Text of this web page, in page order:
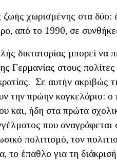
χωρισμένης στα
από το 1990, σε
δικτατορίας μπορεί να
Γερμανίας στους πολίτες
Σε αυτήν ακριβώς
την πρώην καγκελάριο: ο
και, ήδη στα πρώτα
που
πολιτισμό, τον
το έπαθλο για τη